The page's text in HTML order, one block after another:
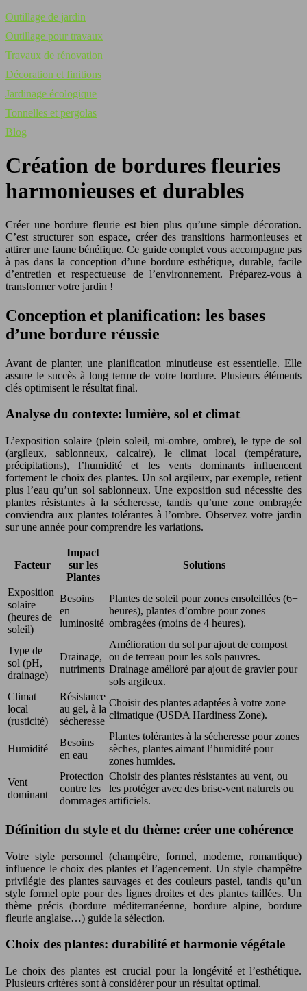
Outillage de jardin
Outillage pour travaux
Travaux de rénovation
Décoration et finitions
Jardinage écologique
Tonnelles et pergolas
Blog
Création de bordures fleuries
harmonieuses et durables
Créer une bordure fleurie est bien plus qu’une simple décoration.
C’est structurer son espace, créer des transitions harmonieuses et
attirer une faune bénéfique. Ce guide complet vous accompagne pas
à pas dans la conception d’une bordure esthétique, durable, facile
d’entretien et respectueuse de l’environnement. Préparez-vous à
transformer votre jardin !
Conception et planification: les bases
d’une bordure réussie
Avant de planter, une planification minutieuse est essentielle. Elle
assure le succès à long terme de votre bordure. Plusieurs éléments
clés optimisent le résultat final.
Analyse du contexte: lumière, sol et climat
L’exposition solaire (plein soleil, mi-ombre, ombre), le type de sol
(argileux, sablonneux, calcaire), le climat local (température,
précipitations), l’humidité et les vents dominants influencent
fortement le choix des plantes. Un sol argileux, par exemple, retient
plus l’eau qu’un sol sablonneux. Une exposition sud nécessite des
plantes résistantes à la sécheresse, tandis qu’une zone ombragée
conviendra aux plantes tolérantes à l’ombre. Observez votre jardin
sur une année pour comprendre les variations.
Facteur
Impact
sur les
Plantes
Solutions
Exposition
solaire
(heures de
soleil)
Besoins
en
luminosité
Plantes de soleil pour zones ensoleillées (6+
heures), plantes d’ombre pour zones
ombragées (moins de 4 heures).
Type de
sol (pH,
drainage)
Drainage,
nutriments
Amélioration du sol par ajout de compost
ou de terreau pour les sols pauvres.
Drainage amélioré par ajout de gravier pour
sols argileux.
Climat
local
(rusticité)
Résistance
au gel, à la
sécheresse
Choisir des plantes adaptées à votre zone
climatique (USDA Hardiness Zone).
Humidité
Besoins
en eau
Plantes tolérantes à la sécheresse pour zones
sèches, plantes aimant l’humidité pour
zones humides.
Vent
dominant
Protection
contre les
dommages
Choisir des plantes résistantes au vent, ou
les protéger avec des brise-vent naturels ou
artificiels.
Définition du style et du thème: créer une cohérence
Votre style personnel (champêtre, formel, moderne, romantique)
influence le choix des plantes et l’agencement. Un style champêtre
privilégie des plantes sauvages et des couleurs pastel, tandis qu’un
style formel opte pour des lignes droites et des plantes taillées. Un
thème précis (bordure méditerranéenne, bordure alpine, bordure
fleurie anglaise…) guide la sélection.
Choix des plantes: durabilité et harmonie végétale
Le choix des plantes est crucial pour la longévité et l’esthétique.
Plusieurs critères sont à considérer pour un résultat optimal.